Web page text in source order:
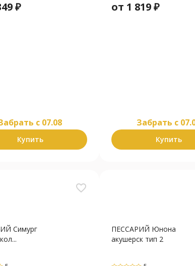
₽
c 07.08
Купить
от 1 819₽
Забрать c
Купить
favorite_border
Симург
ПЕССАРИЙ Юнона
акушерск тип 2